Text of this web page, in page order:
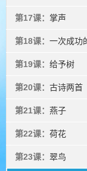
第17课： 掌声
第18课： 一次成功
第19课： 给予树
第20课： 古诗两首
第21课： 燕子
第22课： 荷花
第23课： 翠鸟